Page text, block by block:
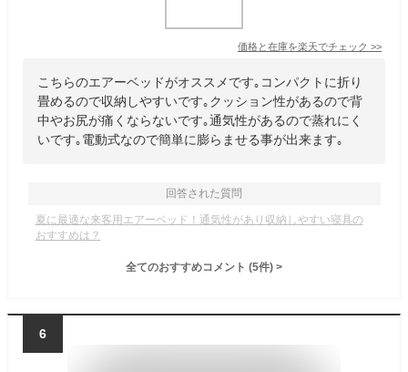
価格と在庫を楽天でチェック >>
こちらのエアーベッドがオススメです｡コンパクトに折り
畳めるので収納しやすいです｡クッション性があるので背
中やお尻が痛くならないです｡通気性があるので蒸れにく
いです｡電動式なので簡単に膨らませる事が出来ます｡
回答された質問
夏に最適な来客用エアーベッド！通気性があり収納しやすい寝具の
おすすめは？
全てのおすすめコメント (5件) >
6